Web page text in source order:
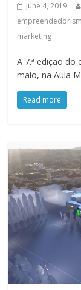
June 4, 2019
marketing
A 7.ª edição do
maio, na Aula
Read more